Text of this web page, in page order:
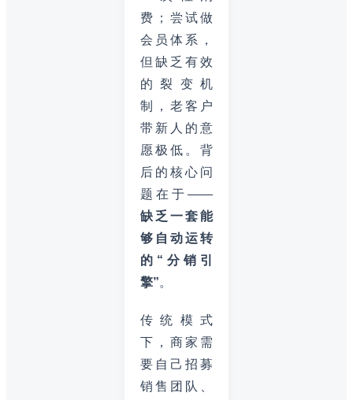
费；尝试做
会员体系，
但缺乏有效
的裂变机
制，老客户
带新人的意
愿极低。背
后的核心问
题在于——
缺乏一套能
够自动运转
的“分销引
擎”。
传统模式
下，商家需
要自己招募
销售团队、